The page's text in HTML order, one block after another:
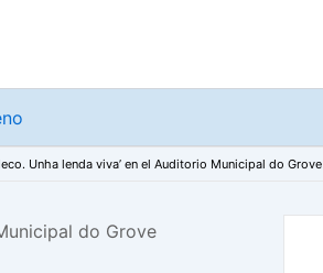
Unha lenda viva’ en el Auditorio Municipal do Grove